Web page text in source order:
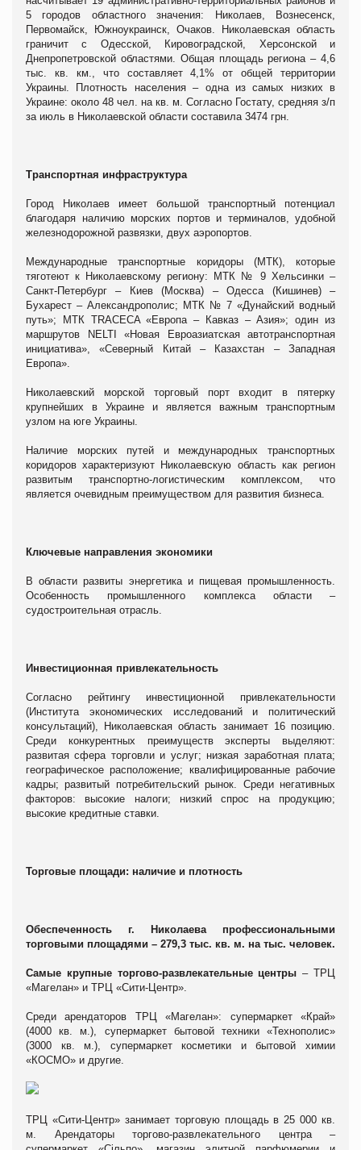
5 городов областного значения: Николаев, Вознесенск,
Первомайск, Южноукраинск, Очаков. Николаевская область
граничит с Одесской, Кировоградской, Херсонской и
Днепропетровской областями. Общая площадь региона – 4,6
тыс. кв. км., что составляет 4,1% от общей территории
Украины. Плотность населения – одна из самых низких в
Украине: около 48 чел. на кв. м. Согласно Гостату, средняя з/п
за июль в Николаевской области составила 3474 грн.
Транспортная инфраструктура
Город Николаев имеет большой транспортный потенциал
благодаря наличию морских портов и терминалов, удобной
железнодорожной развязки, двух аэропортов.
Международные транспортные коридоры (МТК), которые
тяготеют к Николаевскому региону: МТК № 9 Хельсинки –
Санкт-Петербург – Киев (Москва) – Одесса (Кишинев) –
Бухарест – Александрополис; МТК № 7 «Дунайский водный
путь»; МТК TRACECA «Европа – Кавказ – Азия»; один из
маршрутов NELTI «Новая Евроазиатская автотранспортная
инициатива», «Северный Китай – Казахстан – Западная
Европа».
Николаевский морской торговый порт входит в пятерку
крупнейших в Украине и является важным транспортным
узлом на юге Украины.
Наличие морских путей и международных транспортных
коридоров характеризуют Николаевскую область как регион
развитым транспортно-логистическим комплексом, что
является очевидным преимуществом для развития бизнеса.
Ключевые направления экономики
В области развиты энергетика и пищевая промышленность.
Особенность промышленного комплекса области –
судостроительная отрасль.
Инвестиционная привлекательность
Согласно рейтингу инвестиционной привлекательности
(Института экономических исследований и политический
консультаций), Николаевская область занимает 16 позицию.
Среди конкурентных преимуществ эксперты выделяют:
развитая сфера торговли и услуг; низкая заработная плата;
географическое расположение; квалифицированные рабочие
кадры; развитый потребительский рынок. Среди негативных
факторов: высокие налоги; низкий спрос на продукцию;
высокие кредитные ставки.
Торговые площади: наличие и плотность
Обеспеченность г. Николаева профессиональными
торговыми площадями – 279,3 тыс. кв. м. на тыс. человек.
Самые крупные торгово-развлекательные центры– ТРЦ
«Магелан» и ТРЦ «Сити-Центр».
Среди арендаторов ТРЦ «Магелан»: супермаркет «Край»
(4000 кв. м.), супермаркет бытовой техники «Технополис»
(3000 кв. м.), супермаркет косметики и бытовой химии
«КОСМО» и другие.
ТРЦ «Сити-Центр» занимает торговую площадь в 25 000 кв.
м. Арендаторы торгово-развлекательного центра –